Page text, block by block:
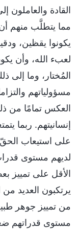
القادة والعاملون
مما يتطلَّب منهم
يكونوا يقظين،
لعبء الله، وأن
المُختار، وما إلى
مسؤولياتهم
العكس تمامًا من
إنسانيتهم. ربما
على استيعاب الحقّ
لديهم مستوى
الأقل على تمييز
يرتكبون العديد من
من تمييز جوهر
مستوى قدراتهم